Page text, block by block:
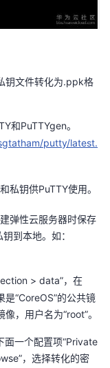
钥文件转化为.ppk格
和PuTTYgen。
putty/latest.
私钥供PuTTY使用。
弹性云服务器时保存
到本地。如：
> data”，在
“CoreOS”的公共镜
，用户名为“root”。
面一个配置项“Private
，选择转化的密